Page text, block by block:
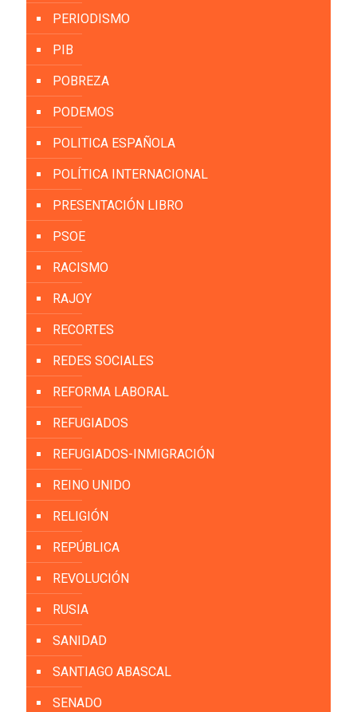
PERIODISMO
PIB
POBREZA
PODEMOS
POLITICA ESPAÑOLA
POLÍTICA INTERNACIONAL
PRESENTACIÓN LIBRO
PSOE
RACISMO
RAJOY
RECORTES
REDES SOCIALES
REFORMA LABORAL
REFUGIADOS
REFUGIADOS-INMIGRACIÓN
REINO UNIDO
RELIGIÓN
REPÚBLICA
REVOLUCIÓN
RUSIA
SANIDAD
SANTIAGO ABASCAL
SENADO